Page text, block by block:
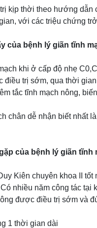
kịp thời theo hướng dẫn
với các triệu chứng
của bệnh lý giãn tĩnh
khi ở cấp độ nhẹ
điều trị sớm, qua thời
tắc tĩnh mạch nông,
chân dễ nhận biết nhất
của bệnh lý giãn tĩnh
Kiên chuyên khoa II
nhiều năm công tác
được điều trị sớm và
1 thời gian dài